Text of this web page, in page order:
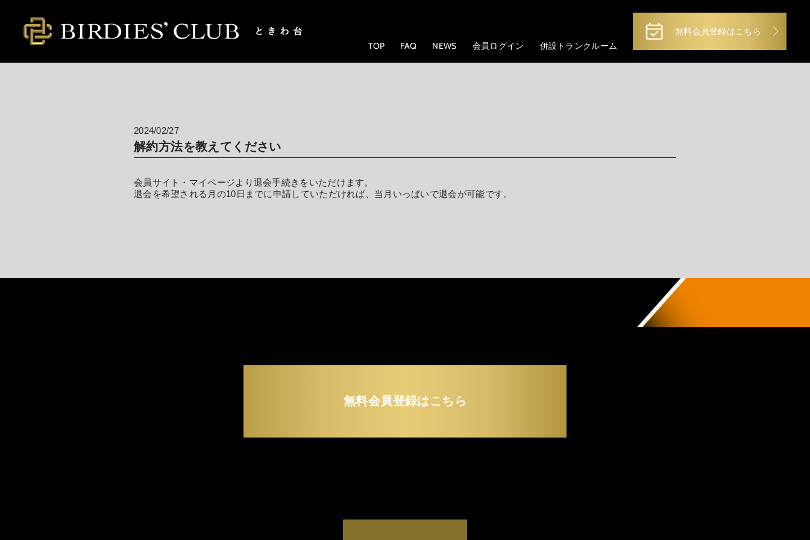
TOP FAQ NEWS 会員ログイン 併設トランクルーム
無料会員登録はこちら
2024/02/27
解約方法を教えてください
会員サイト・マイページより退会手続きをいただけます。
退会を希望される月の10日までに申請していただければ、当月いっぱいで退会が可能です。
無料会員登録はこちら